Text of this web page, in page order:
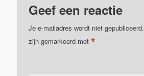
Geef een reactie
Je e-mailadres wordt niet gepubliceerd.
zijn gemarkeerd met*